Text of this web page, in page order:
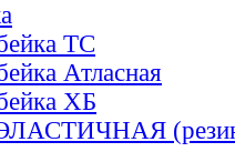
ТС
Атласная
ХБ